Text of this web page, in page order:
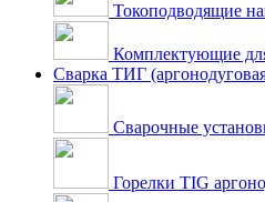
Токоподводящие
Комплектующие
Сварка ТИГ
Сварочные
Горелки TIG